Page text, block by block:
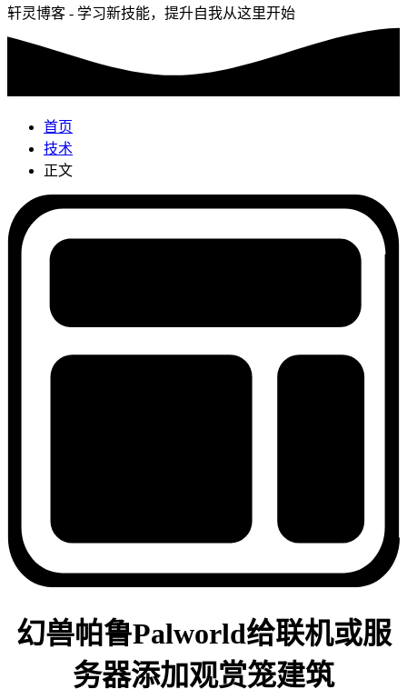
轩灵博客 - 学习新技能，提升自我从这里开始
首页
技术
正文
幻兽帕鲁Palworld给联机或服
务器添加观赏笼建筑